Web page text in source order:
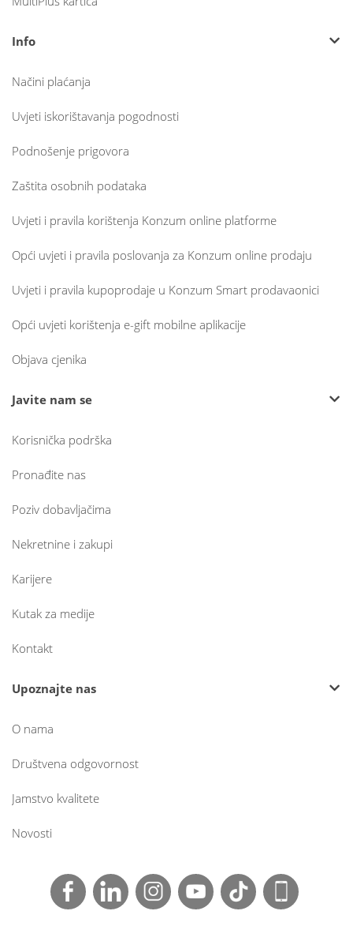
Info
Načini plaćanja
Uvjeti iskorištavanja pogodnosti
Podnošenje prigovora
Zaštita osobnih podataka
Uvjeti i pravila korištenja Konzum online platforme
Opći uvjeti i pravila poslovanja za Konzum online prodaju
Uvjeti i pravila kupoprodaje u Konzum Smart prodavaonici
Opći uvjeti korištenja e-gift mobilne aplikacije
Objava cjenika
Javite nam se
Korisnička podrška
Pronađite nas
Poziv dobavljačima
Nekretnine i zakupi
Karijere
Kutak za medije
Kontakt
Upoznajte nas
O nama
Društvena odgovornost
Jamstvo kvalitete
Novosti